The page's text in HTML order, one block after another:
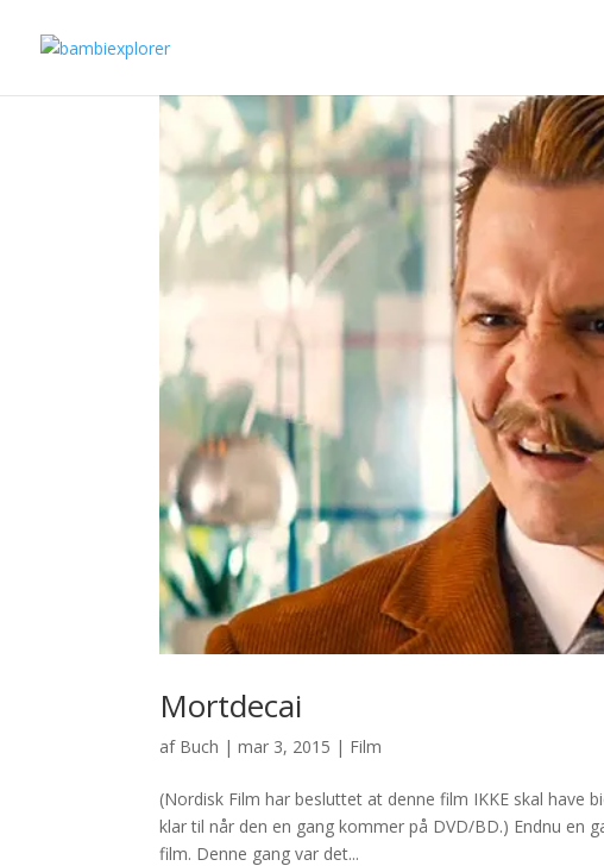
Mortdecai
af Buch |mar 3, 2015 | Film
(Nordisk Film har besluttet at denne film IKKE skal have
klar til når den en gang kommer på DVD/BD.) Endnu
film. Denne gang var det...